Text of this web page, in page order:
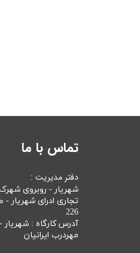
تماس با ما
دفتر مدیریت :
شهریار - روبروی
تجاری ادرای شهریار -
226
آدرس کارگاه : شهریار
مهردرب ایرانیان